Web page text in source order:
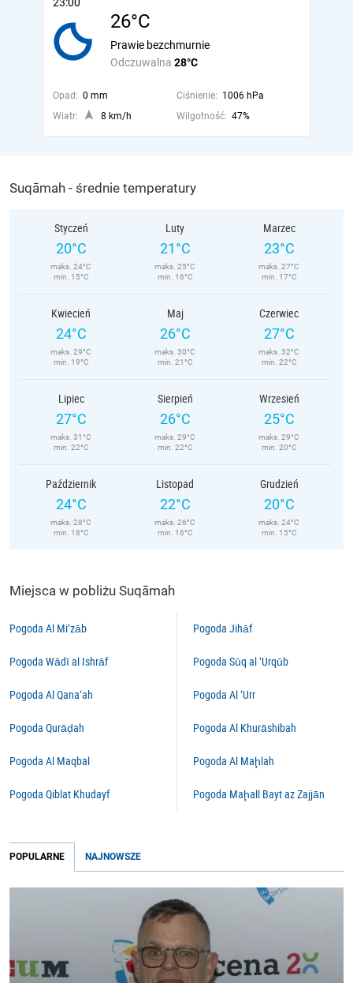
26°C
Odczuwalna 28°C
Prawie bezchmurnie
Opad: 0 mm Ciśnienie: 1006 hPa
Wiatr:
8 km/h Wilgotność: 47%
Suqāmah - średnie temperatury
Styczeń
20°C
maks. 24°C
min. 15°C
Luty
21°C
maks. 25°C
min. 16°C
Marzec
23°C
maks. 27°C
min. 17°C
Kwiecień
24°C
maks. 29°C
min. 19°C
Maj
26°C
maks. 30°C
min. 21°C
Czerwiec
27°C
maks. 32°C
min. 22°C
Lipiec
27°C
maks. 31°C
min. 22°C
Sierpień
26°C
maks. 29°C
min. 22°C
Wrzesień
25°C
maks. 29°C
min. 20°C
Październik
24°C
maks. 28°C
min. 18°C
Listopad
22°C
maks. 26°C
min. 16°C
Grudzień
20°C
maks. 24°C
min. 15°C
Miejsca w pobliżu Suqāmah
Pogoda Al Mi‘zāb
Pogoda Wādī al Ishrāf
Pogoda Al Qana‘ah
Pogoda Qurāḑah
Pogoda Al Maqbal
Pogoda Qiblat Khudayf
Pogoda Jihāf
Pogoda Sūq al ‘Urqūb
Pogoda Al ‘Urr
Pogoda Al Khurāshibah
Pogoda Al Maḩlah
Pogoda Maḩall Bayt az Zajjān
POPULARNE NAJNOWSZE